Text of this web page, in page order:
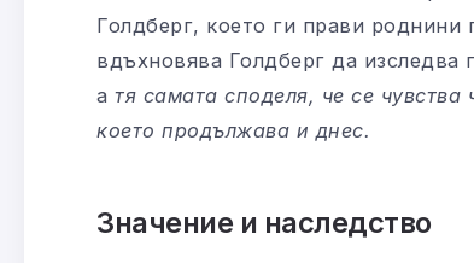
Голдберг, което ги прави роднини
вдъхновява Голдберг да изследва
а тя самата споделя, че се чувства
което продължава и днес.
Значение и наследство